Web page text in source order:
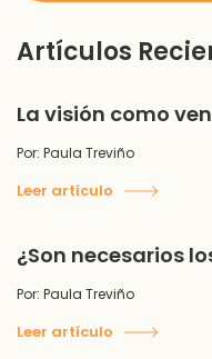
Artículos
La visión como
Por: Paula Treviño
Leer artículo
¿Son necesarios
Por: Paula Treviño
Leer artículo